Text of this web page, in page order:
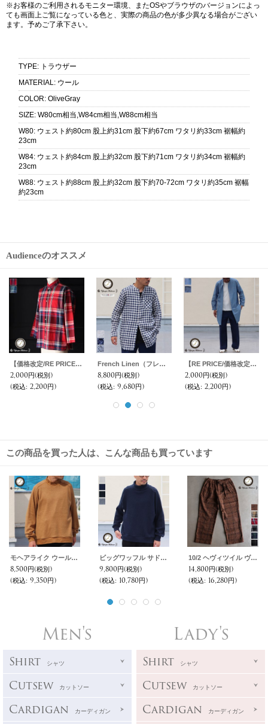
※お客様のご利用されるモニター環境、またOSやブラウザのバージョンによっ
ても画面上ご覧になっている色と、実際の商品の色が多少異なる場合がござい
ます。予めご了承下さい。
TYPE: トラウザー
MATERIAL : ウール
COLOR: OliveGray
SIZE: W80cm相当,W84cm相当,W88cm相当
W80: ウェスト約80cm 股上約31cm 股下約67cm ワタリ約33cm 裾幅約
23cm
W84: ウェスト約84cm 股上約32cm 股下約71cm ワタリ約34cm 裾幅約
23cm
W88: ウェスト約88cm 股上約32cm 股下約70-72cm ワタリ約35cm 裾幅
約23cm
Audienceのオススメ
DEAD STOCK /US M-65 Camouflage Pattern Cargo Pants（ カモフラージュ柄カーゴパンツ）
7,800円(税別)
(税込: 8,580円)
スウェーデン軍60's ワークパンツ / デッドストック
6,800円(税別)
(税込: 7,480円)
スウェーデン軍60's シンチバックワークパンツ / デッドストック
8,800円(税別)
(税込: 9,680円)
この商品を買った人は、こんな商品も買っています
モヘアライク ウールシャギー バルーン モックネック ニットソー【MADE IN JAPAN】『日本製』 / Upscape Audience
8,500円(税別)
(税込: 9,350円)
ビッグワッフル サドルショルダー タートルネック XL ニットソー【MADE IN JAPAN】『日本製』 / Upscape Audience
9,800円(税別)
(税込: 10,780円)
10/2 ヘヴィツイル ヴィンテージチェック 2タック ワイド イージーパンツ【MADE IN JAPAN】『日本製』【送料無料】/ Upscape Audience
14,800円(税別)
(税込: 16,280円)
Men's
Shirt シャツ
Cutsew カットソー
Cardigan カーディガン
Lady's
Shirt シャツ
Cutsew カットソー
Cardigan カーディガン